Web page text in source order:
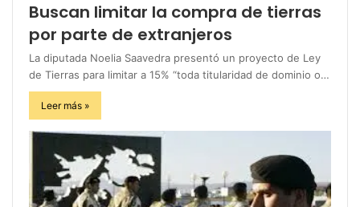
Buscan limitar la compra de tierras
por parte de extranjeros
La diputada Noelia Saavedra presentó un proyecto de Ley
de Tierras para limitar a 15% “toda titularidad de dominio o…
Leer más »